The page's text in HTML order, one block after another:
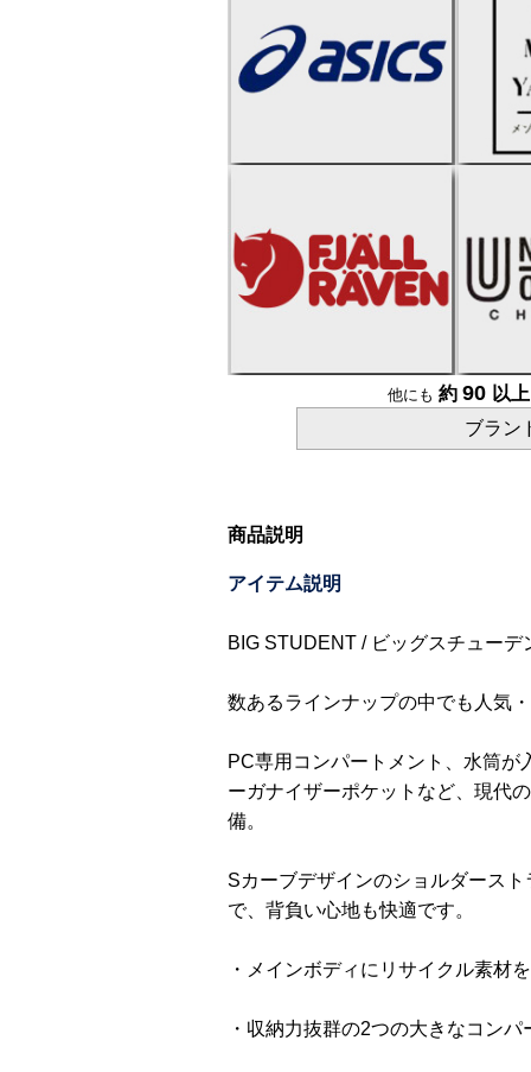
他にも 約 90 以
ブラン
商品説明
アイテム説明
BIG STUDENT / ビッグスチューデ
数あるラインナップの中でも人気
PC専用コンパートメント、水筒
ーガナイザーポケットなど、現代
備。
Sカーブデザインのショルダース
で、背負い心地も快適です。
・メインボディにリサイクル素材
・収納力抜群の2つの大きなコンパ